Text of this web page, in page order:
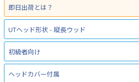
即日出荷とは？
UTヘッド形状 - 縦長ウッド
初級者向け
ヘッドカバー付属